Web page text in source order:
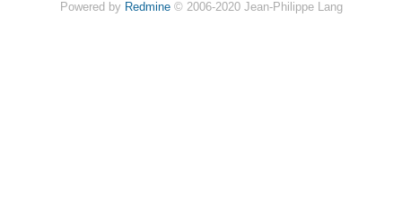
Powered by Redmine© 2006-2020 Jean-Philippe Lang